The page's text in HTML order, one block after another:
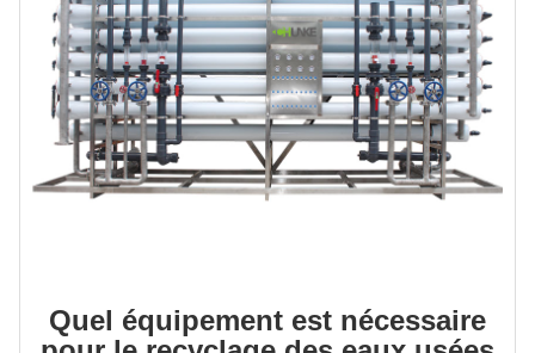
Quel équipement est nécessaire